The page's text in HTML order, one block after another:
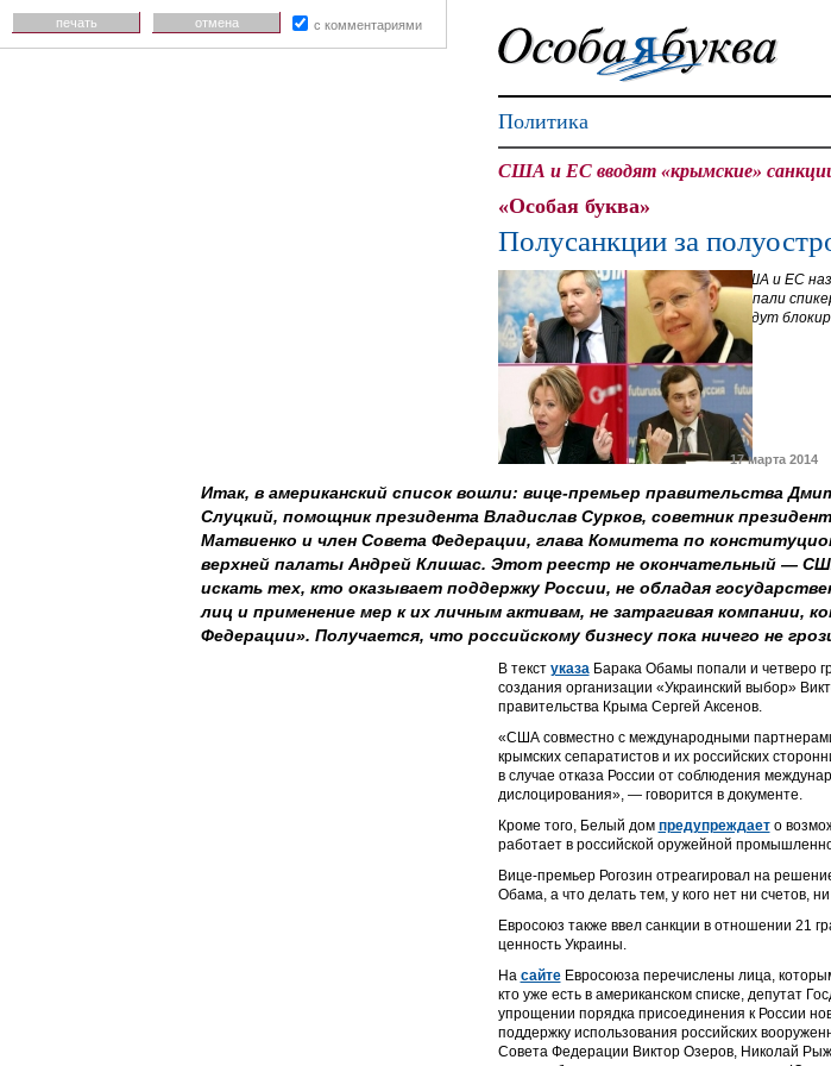
Политика
США и ЕС вводят «крымские»
«Особая буква»
Полусанкции за
США и ЕС
попали
будут
17 марта 2014
Итак, в американский список вошли: вице-премьер правительства
Слуцкий, помощник президента Владислав Сурков, советник
Матвиенко и член Совета Федерации, глава Комитета по
верхней палаты Андрей Клишас. Этот реестр не окончательный —
искать тех, кто оказывает поддержку России, не обладая
лиц и применение мер к их личным активам, не затрагивая
Федерации». Получается, что российскому бизнесу пока ничего не
В текст указаБарака Обамы попали и четверо
создания организации «Украинский выбор»
правительства Крыма Сергей Аксенов.
«США совместно с международными
крымских сепаратистов и их российских
в случае отказа России от соблюдения
дислоцирования», — говорится в документе.
Кроме того, Белый дом предупреждаето
работает в российской оружейной
Вице-премьер Рогозин отреагировал на
Обама, а что делать тем, у кого нет ни счетов,
Евросоюз также ввел санкции в отношении 21
ценность Украины.
На сайтеЕвросоюзаперечислены лица,
кто уже есть в американском списке, депутат
упрощении порядка присоединения к России
поддержку использования российских
Совета Федерации Виктор Озеров, Николай
печать отмена с комментариями